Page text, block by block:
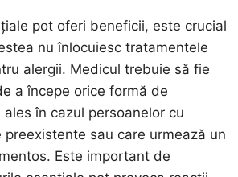
pot oferi beneficii, este crucial
nu înlocuiesc tratamentele
alergii. Medicul trebuie să fie
a începe orice formă de
în cazul persoanelor cu
sau care urmează un
Este important de